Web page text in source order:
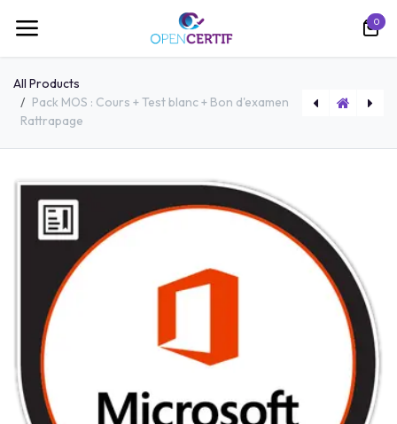
0
All Products
Pack MOS : Cours + Test blanc + Bon d'examen
Rattrapage